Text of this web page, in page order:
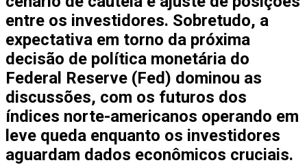
entre os investidores. Sobretudo, a
expectativa em torno da próxima
decisão de política monetária do
Federal Reserve (Fed) dominou as
discussões, com os futuros dos
índices norte-americanos operando em
leve queda enquanto os investidores
aguardam dados econômicos cruciais.